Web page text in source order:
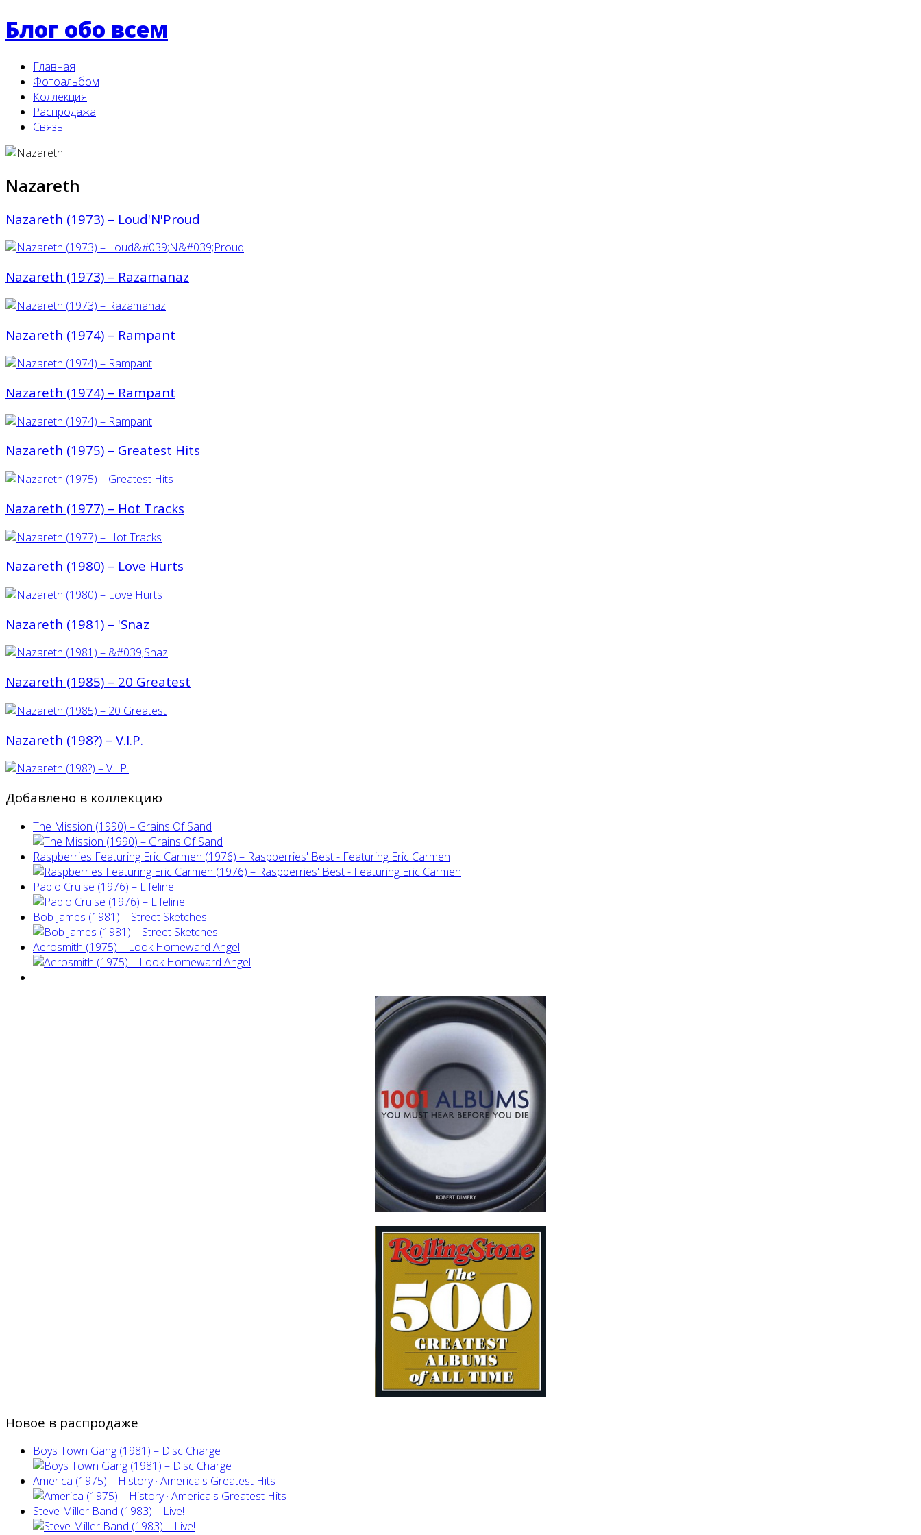
Блог обо всем
Главная
Фотоальбом
Коллекция
Распродажа
Связь
Nazareth
Nazareth (1973) ‎– Loud'N'Proud
Nazareth (1973) ‎– Razamanaz
Nazareth (1974) ‎– Rampant
Nazareth (1974) ‎– Rampant
Nazareth (1975) ‎– Greatest Hits
Nazareth (1977) ‎– Hot Tracks
Nazareth (1980) ‎– Love Hurts
Nazareth (1981) ‎– 'Snaz
Nazareth (1985) ‎– 20 Greatest
Nazareth (198?) – V.I.P.
Добавлено в коллекцию
The Mission (1990) – Grains Of Sand
Raspberries Featuring Eric Carmen (1976) – Raspberries' Best - Featuring Eric Carmen
Pablo Cruise (1976) – Lifeline
Bob James (1981) – Street Sketches
Aerosmith (1975) – Look Homeward Angel
Новое в распродаже
Boys Town Gang (1981) – Disc Charge
America (1975) ‎– History · America's Greatest Hits
Steve Miller Band ‎(1983) – Live!